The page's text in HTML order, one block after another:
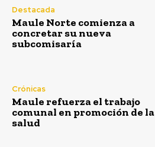
Destacada
Maule Norte comienza a
concretar su nueva
subcomisaría
Crónicas
Maule refuerza el trabajo
comunal en promoción de la
salud